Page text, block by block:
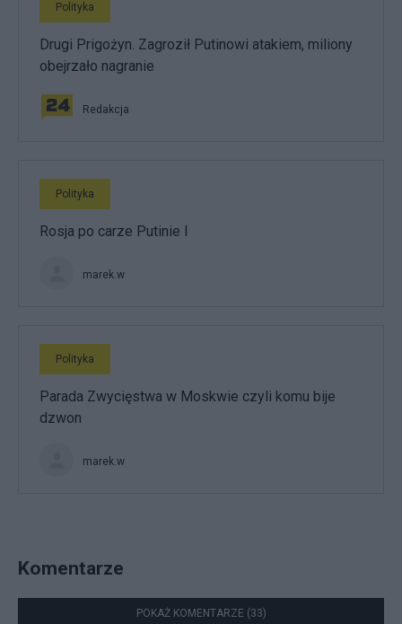
Polityka
Drugi Prigożyn. Zagroził Putinowi atakiem, miliony
obejrzało nagranie
Redakcja
Polityka
Rosja po carze Putinie I
marek.w
Polityka
Parada Zwycięstwa w Moskwie czyli komu bije
dzwon
marek.w
Komentarze
POKAŻ KOMENTARZE (33)